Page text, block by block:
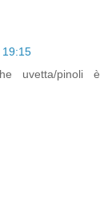
uvetta/pinoli è